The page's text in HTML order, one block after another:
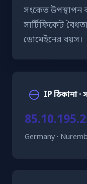
সংকেত উপস্থাপন
সার্টিফিকেট
ডোমেইনের বয়স।
IP ঠিকানা ·
Germany ·